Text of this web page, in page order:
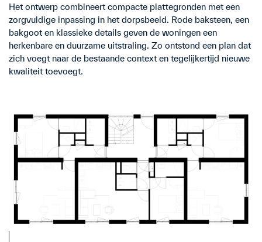
Het ontwerp combineert compacte plattegronden met een
zorgvuldige inpassing in het dorpsbeeld. Rode baksteen, een
bakgoot en klassieke details geven de woningen een
herkenbare en duurzame uitstraling. Zo ontstond een plan dat
zich voegt naar de bestaande context en tegelijkertijd nieuwe
kwaliteit toevoegt.